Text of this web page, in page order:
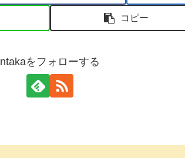
コピー
ntakaをフォローする